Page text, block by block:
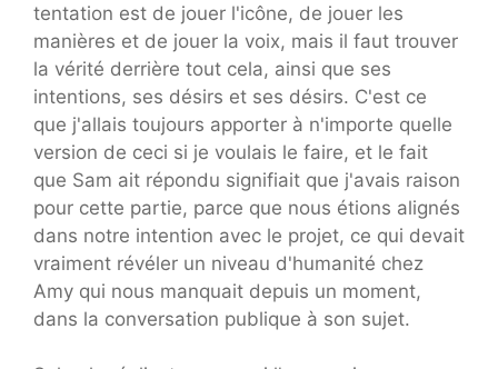
tentation est de jouer l'icône, de jouer les
manières et de jouer la voix, mais il faut trouver
la vérité derrière tout cela, ainsi que ses
intentions, ses désirs et ses désirs. C'est ce
que j'allais toujours apporter à n'importe quelle
version de ceci si je voulais le faire, et le fait
que Sam ait répondu signifiait que j'avais raison
pour cette partie, parce que nous étions alignés
dans notre intention avec le projet, ce qui devait
vraiment révéler un niveau d'humanité chez
Amy qui nous manquait depuis un moment,
dans la conversation publique à son sujet.